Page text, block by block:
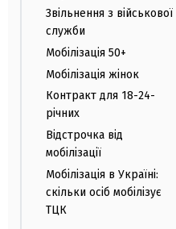
Звільнення з військової
служби
Мобілізація 50+
Мобілізація жінок
Контракт для 18-24-
річних
Відстрочка від
мобілізації
Мобілізація в Україні:
скільки осіб мобілізує
ТЦК